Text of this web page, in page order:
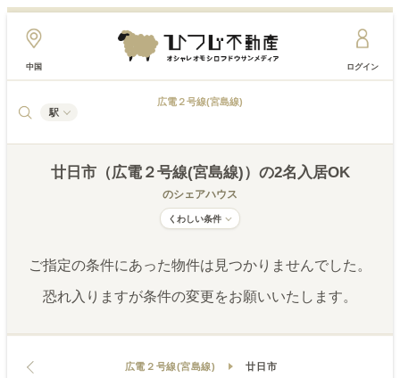
中国 ログイン
駅
広電２号線(宮島線)
廿日市（広電２号線(宮島線)） の2名入居OK
のシェアハウス
くわしい条件
ご指定の条件にあった物件は見つかりませんでした。
恐れ入りますが条件の変更をお願いいたします。
広電２号線(宮島線) 廿日市